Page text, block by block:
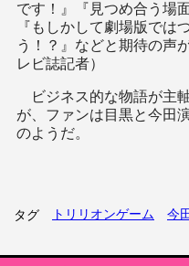
です！』『見つめ合う場
『もしかして劇場版では
う！？』などと期待の声
レビ誌記者）
ビジネス的な物語が主
が、ファンは目黒と今田
のようだ。
タグ トリリオンゲーム 今